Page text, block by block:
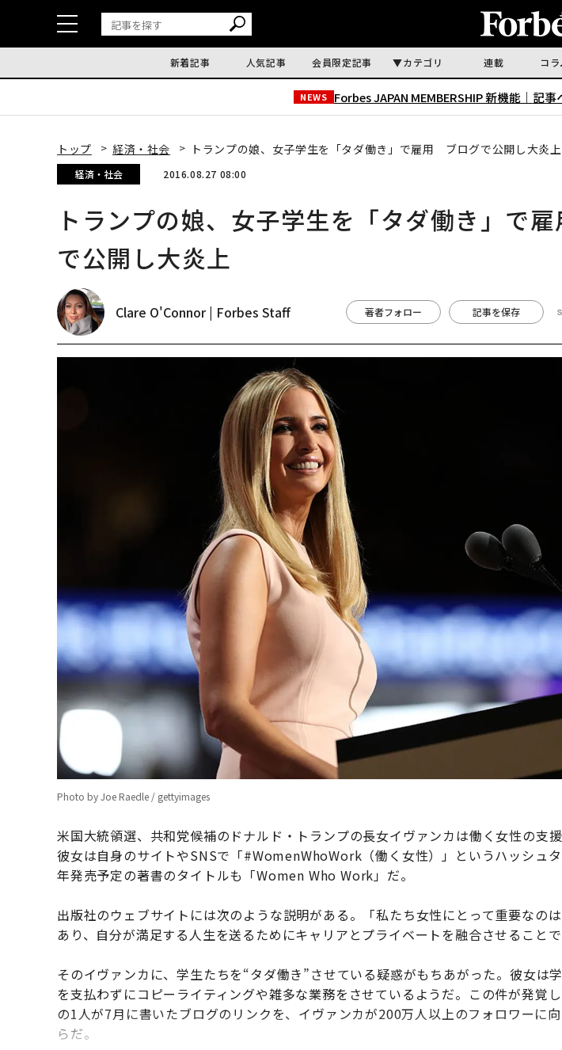
新着記事 人気記事 会員限定記事 カテゴリ 連載 コ
NEWS Forbes JAPAN MEMBERSHIP 新機能｜ 記事
トップ 経済・社会 トランプの娘、女子学生を「タダ働き」で雇用 ブログで公開し大炎上
経済・社会 2016.08.27 08:00
トランプの娘、女子学生を「タダ働き」で
で公開し大炎上
Clare O'Connor | Forbes Staff 著者フォロー 記事を保存
Photo by Joe Raedle / gettyimages
米国大統領選、共和党候補のドナルド・トランプの長女イヴァンカは働く女性の支援
彼女は自身のサイトやSNSで「#WomenWhoWork（働く女性）」というハッシュ
年発売予定の著書のタイトルも「Women Who Work」だ。
出版社のウェブサイトには次のような説明がある。「私たち女性にとって重要なの
あり、自分が満足する人生を送るためにキャリアとプライベートを融合させることで
そのイヴァンカに、学生たちを“タダ働き”させている疑惑がもちあがった。彼女は
を支払わずにコピーライティングや雑多な業務をさせているようだ。この件が発覚
の1人が7月に書いたブログのリンクを、イヴァンカが200万人以上のフォロワーに
らだ。